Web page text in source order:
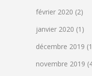
février 2020 (2)
janvier 2020 (1)
décembre 2019
novembre 2019